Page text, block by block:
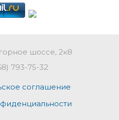
шоссе, 2к8
793-75-32
соглашение